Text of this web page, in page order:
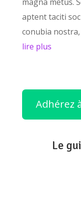
aptent taciti
conubia
lire plus
Adhérez
Le